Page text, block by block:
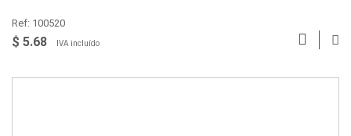
Ref: 100520
$ 5.68 IVA incluído